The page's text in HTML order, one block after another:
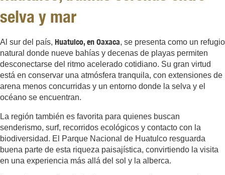
selva y mar
Al sur del país, Huatulco, en Oaxaca, se presenta como un refugio
natural donde nueve bahías y decenas de playas permiten
desconectarse del ritmo acelerado cotidiano. Su gran virtud
está en conservar una atmósfera tranquila, con extensiones de
arena menos concurridas y un entorno donde la selva y el
océano se encuentran.
La región también es favorita para quienes buscan
senderismo, surf, recorridos ecológicos y contacto con la
biodiversidad. El Parque Nacional de Huatulco resguarda
buena parte de esta riqueza paisajística, convirtiendo la visita
en una experiencia más allá del sol y la alberca.